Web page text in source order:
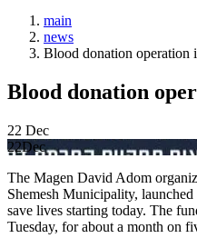
main
news
Blood donation operation
Blood donation
22 Dec
22Dec
The Magen David Adom
Shemesh Municipality,
save lives starting today. The
Tuesday, for about a month on